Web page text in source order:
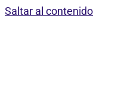
Saltar al contenido